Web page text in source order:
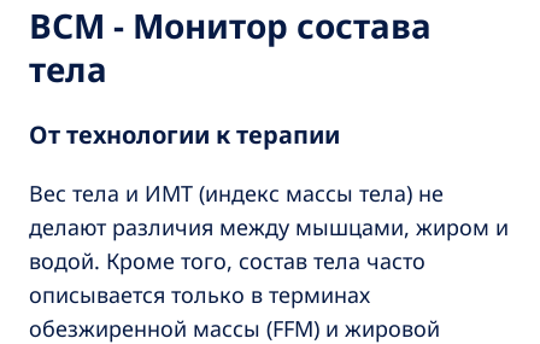
ВСМ - Монитор состава
тела
От технологии к терапии
Вес тела и ИМТ (индекс массы тела) не
делают различия между мышцами, жиром и
водой. Кроме того, состав тела часто
описывается только в терминах
обезжиренной массы (FFM) и жировой